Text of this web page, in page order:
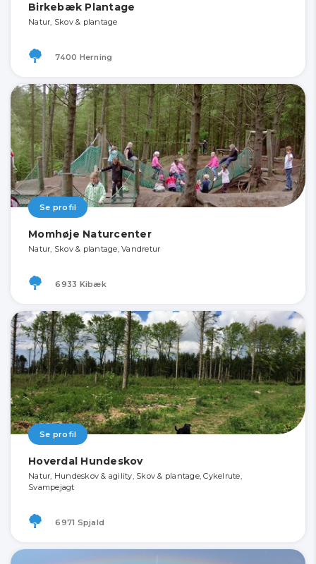
Birkebæk Plantage
Natur, Skov & plantage
7400 Herning
Se profil
Momhøje Naturcenter
Natur, Skov & plantage, Vandretur
6933 Kibæk
Se profil
Hoverdal Hundeskov
Natur, Hundeskov & agility, Skov & plantage, Cykelrute,
Svampejagt
6971 Spjald